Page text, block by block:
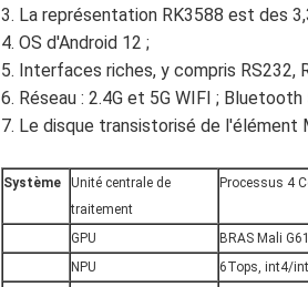
3. La représentation RK3588 est des
4. OS d'Android 12 ;
5. Interfaces riches, y compris RS232,
6. Réseau : 2.4G et 5G WIFI ;
7. Le disque transistorisé de
Système
Unité centrale de
traitement
Processus 4
GPU
BRAS Mali
NPU
6Tops, int4/